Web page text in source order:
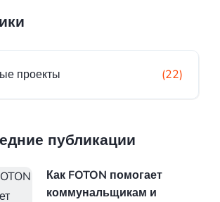
проекты (22)
публикации
Как FOTON помогает
коммунальщикам и